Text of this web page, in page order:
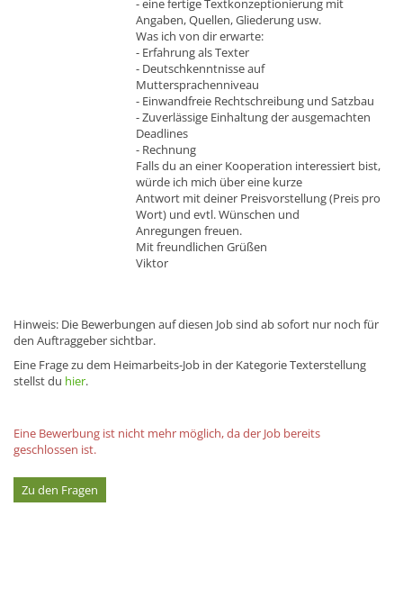
- eine fertige Textkonzeptionierung mit
Angaben, Quellen, Gliederung usw.
Was ich von dir erwarte:
- Erfahrung als Texter
- Deutschkenntnisse auf
Muttersprachenniveau
- Einwandfreie Rechtschreibung und Satzbau
- Zuverlässige Einhaltung der ausgemachten
Deadlines
- Rechnung
Falls du an einer Kooperation interessiert bist,
würde ich mich über eine kurze
Antwort mit deiner Preisvorstellung (Preis pro
Wort) und evtl. Wünschen und
Anregungen freuen.
Mit freundlichen Grüßen
Viktor
Hinweis: Die Bewerbungen auf diesen Job sind ab sofort nur noch für
den Auftraggeber sichtbar.
Eine Frage zu dem Heimarbeits-Job in der Kategorie Texterstellung
stellst du hier.
Eine Bewerbung ist nicht mehr möglich, da der Job bereits
geschlossen ist.
Zu den Fragen